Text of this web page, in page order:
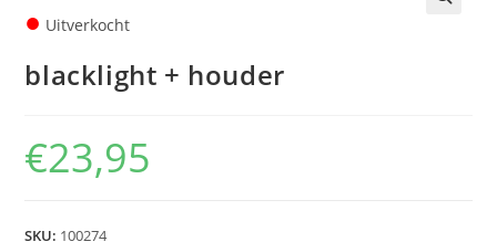
● Uitverkocht
blacklight + houder
€23,95
SKU: 100274